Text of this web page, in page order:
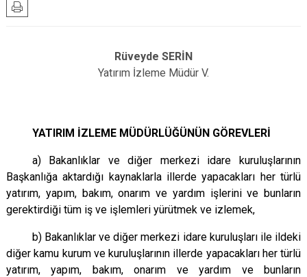
Rüveyde SERİN
Yatırım İzleme Müdür V.
YATIRIM İZLEME MÜDÜRLÜĞÜNÜN GÖREVLERİ
a) Bakanlıklar ve diğer merkezi idare kuruluşlarının
Başkanlığa aktardığı kaynaklarla illerde yapacakları her türlü
yatırım, yapım, bakım, onarım ve yardım işlerini ve bunların
gerektirdiği tüm iş ve işlemleri yürütmek ve izlemek,
b) Bakanlıklar ve diğer merkezi idare kuruluşları ile ildeki
diğer kamu kurum ve kuruluşlarının illerde yapacakları her türlü
yatırım, yapım, bakım, onarım ve yardım ve bunların